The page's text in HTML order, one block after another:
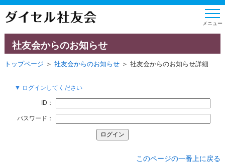
社友会からのお知らせ
トップページ ＞ 社友会からのお知らせ＞ 社友会からのお知らせ詳細
▼ ログインしてください
ID：
パスワード：
このページの一番上に戻る